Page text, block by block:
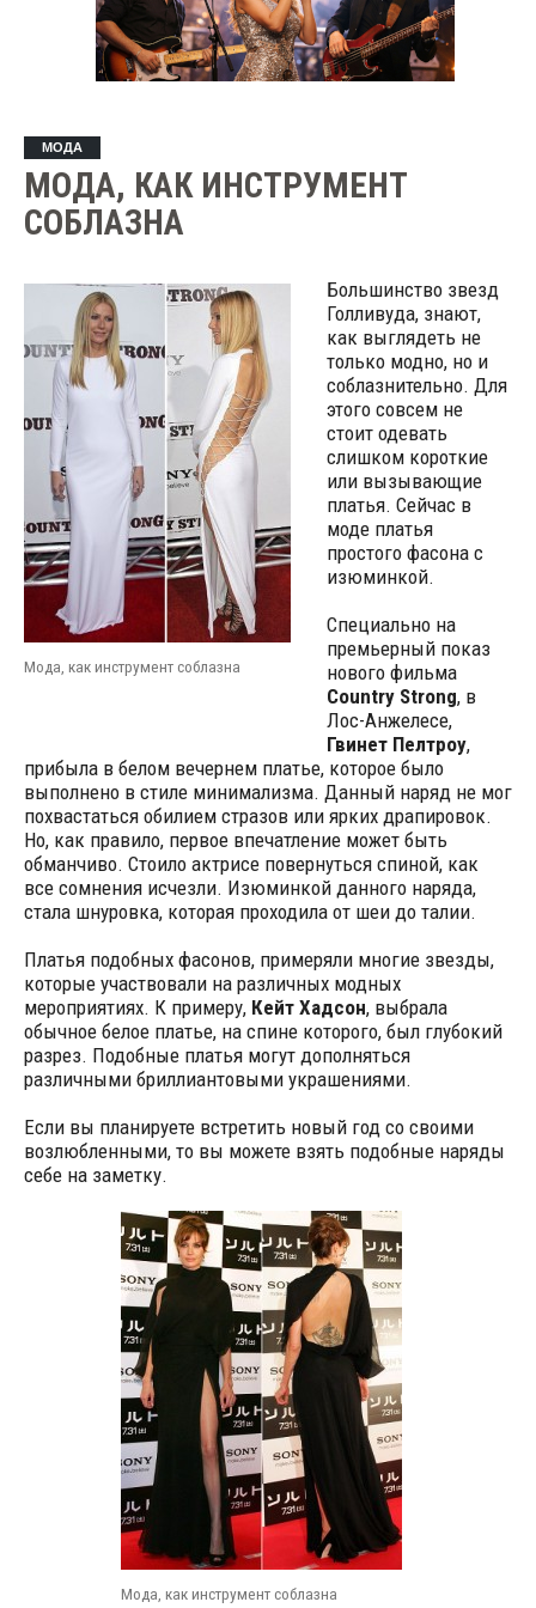
МОДА
МОДА, КАК ИНСТРУМЕНТ
СОБЛАЗНА
Мода, как инструмент соблазна
Большинство звезд
Голливуда, знают,
как выглядеть не
только модно, но и
соблазнительно. Для
этого совсем не
стоит одевать
слишком короткие
или вызывающие
платья. Сейчас в
моде платья
простого фасона с
изюминкой.
Специально на
премьерный показ
нового фильма
Country Strong, в
Лос-Анжелесе,
Гвинет Пелтроу,
прибыла в белом вечернем платье, которое было
выполнено в стиле минимализма. Данный наряд не мог
похвастаться обилием стразов или ярких драпировок.
Но, как правило, первое впечатление может быть
обманчиво. Стоило актрисе повернуться спиной, как
все сомнения исчезли. Изюминкой данного наряда,
стала шнуровка, которая проходила от шеи до талии.
Платья подобных фасонов, примеряли многие звезды,
которые участвовали на различных модных
мероприятиях. К примеру, Кейт Хадсон, выбрала
обычное белое платье, на спине которого, был глубокий
разрез. Подобные платья могут дополняться
различными бриллиантовыми украшениями.
Если вы планируете встретить новый год со своими
возлюбленными, то вы можете взять подобные наряды
себе на заметку.
Мода, как инструмент соблазна